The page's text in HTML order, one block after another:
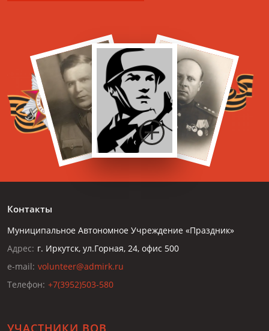
Контакты
Муниципальное Автономное Учреждение «Праздник»
Адрес: г. Иркутск, ул.Горная, 24, офис 500
e-mail: volunteer@admirk.ru
Телефон: +7(3952)503-580